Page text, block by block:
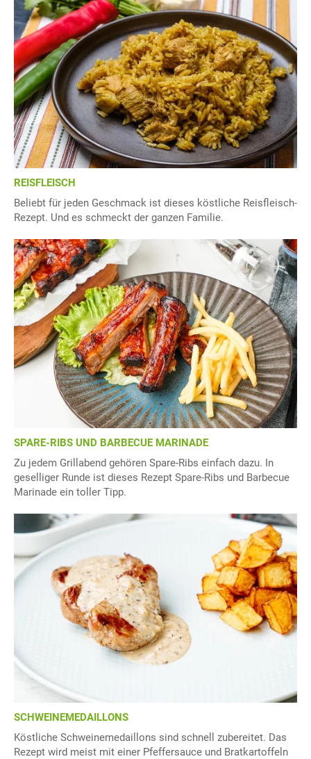
REISFLEISCH
Beliebt für jeden Geschmack ist dieses köstliche Reisfleisch-
Rezept. Und es schmeckt der ganzen Familie.
SPARE-RIBS UND BARBECUE MARINADE
Zu jedem Grillabend gehören Spare-Ribs einfach dazu. In
geselliger Runde ist dieses Rezept Spare-Ribs und Barbecue
Marinade ein toller Tipp.
SCHWEINEMEDAILLONS
Köstliche Schweinemedaillons sind schnell zubereitet. Das
Rezept wird meist mit einer Pfeffersauce und Bratkartoffeln